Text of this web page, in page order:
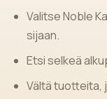
Valitse Noble
sijaan.
Etsi selkeä
Vältä tuotteita,